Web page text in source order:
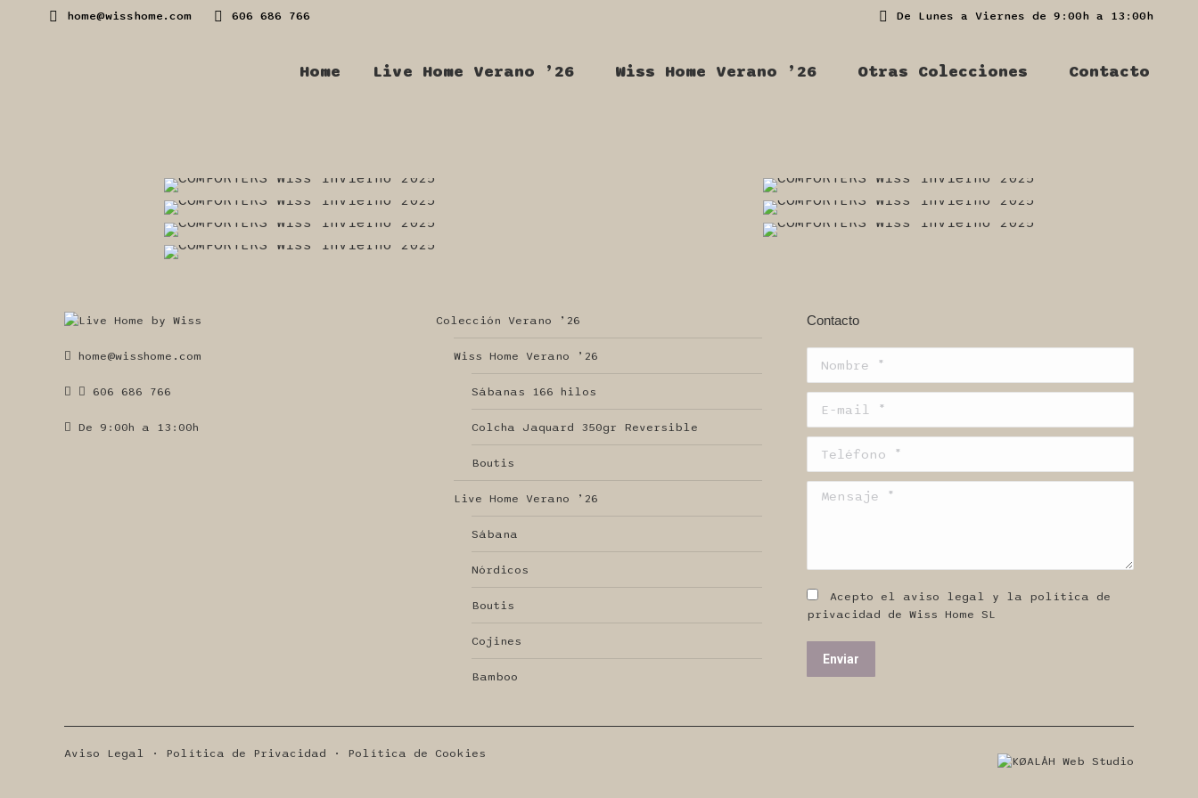
home@wisshome.com 606 686 766 De Lunes a Viernes de 9:00h a 13:00h
Home Live Home Verano ’26 Wiss Home Verano ’26 Otras Colecciones Contacto
home@wisshome.com
606 686 766
De 9:00h a 13:00h
Colección Verano ’26
Wiss Home Verano ’26
Sábanas 166 hilos
Colcha Jaquard 350gr Reversible
Boutis
Live Home Verano ’26
Sábana
Nórdicos
Boutis
Cojines
Bamboo
Contacto
Mensaje *
Acepto el aviso legal y la política de
privacidad de Wiss Home SL
Enviar
Aviso Legal · Política de Privacidad · Política de Cookies